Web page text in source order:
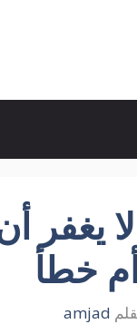
لا يغفر
خطأ
amjad